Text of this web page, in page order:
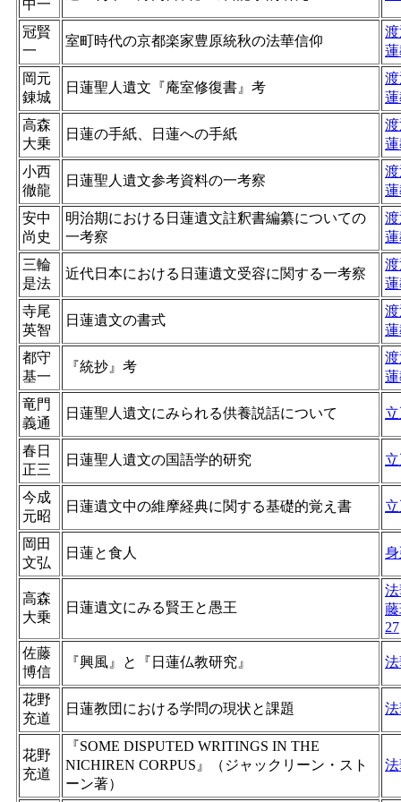
中一
冠賢
一
室町時代の京都楽家豊原統秋の法華信仰
岡元
錬城
日蓮聖人遺文『庵室修復書』考
高森
大乗
日蓮の手紙、日蓮への手紙
小西
徹龍
日蓮聖人遺文参考資料の一考察
安中
尚史
明治期における日蓮遺文註釈書編纂についての
一考察
三輪
是法
近代日本における日蓮遺文受容に関する一考察
寺尾
英智
日蓮遺文の書式
都守
基一
『統抄』考
竜門
義通
日蓮聖人遺文にみられる供養説話について
春日
正三
日蓮聖人遺文の国語学的研究
今成
元昭
日蓮遺文中の維摩経典に関する基礎的覚え書
岡田
文弘
日蓮と食人
高森
大乗
日蓮遺文にみる賢王と愚王
27
佐藤
博信
『興風』と『日蓮仏教研究』
花野
充道
日蓮教団における学問の現状と課題
花野
充道
『SOME DISPUTED WRITINGS IN THE
NICHIREN CORPUS』（ジャックリーン・スト
ーン著）